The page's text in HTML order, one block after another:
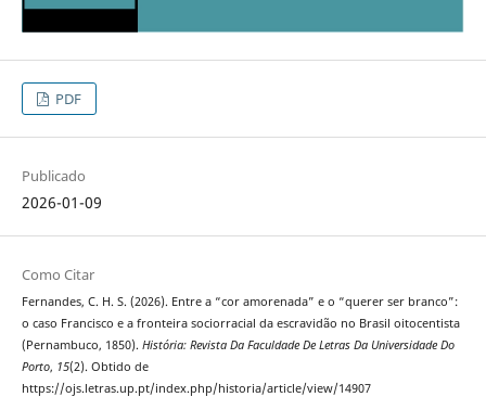
PDF
Publicado
2026-01-09
Como Citar
Fernandes, C. H. S. (2026). Entre a “cor amorenada” e o “querer ser branco”:
o caso Francisco e a fronteira sociorracial da escravidão no Brasil oitocentista
(Pernambuco, 1850). História: Revista Da Faculdade De Letras Da Universidade Do
Porto, 15(2). Obtido de
https://ojs.letras.up.pt/index.php/historia/article/view/14907